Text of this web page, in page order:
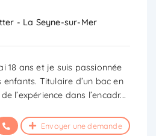
- La Seyne-sur-Mer
18 ans et je suis passionnée
Titulaire d’un bac en
l’expérience dans l’encadr...
Envoyer une demande